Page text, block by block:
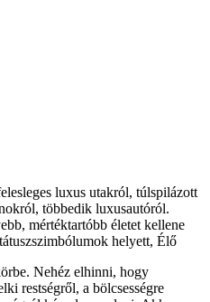
luxus utakról, túlspilázott
többedik luxusautóról.
mértéktartóbb életet kellene
helyett, Élő
Nehéz elhinni, hogy
restségről, a bölcsességre